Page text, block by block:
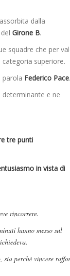
dalla
Girone B.
squadre che per
superiore.
parola Federico Pace.
e ne
tre punti
in vista di
rincorrere.
hanno messo sul
perché vincere